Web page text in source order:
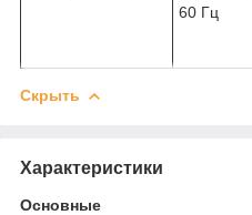
60 Гц
Скрыть
Характеристики
Основные